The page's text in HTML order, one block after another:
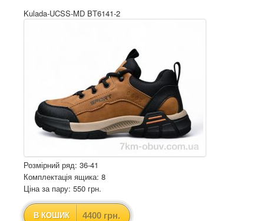
Kulada-UCSS-MD BT6141-2
Розмірний ряд: 36-41
Комплектація ящика: 8
Ціна за пару: 550 грн.
В КОШИК 4400 грн.